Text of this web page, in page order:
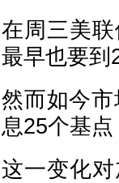
在周三美
最早也要到
然而如今
息25个基
这一变化